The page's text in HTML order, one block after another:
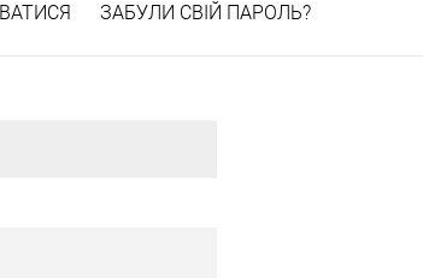
ЗАБУЛИ СВІЙ ПАРОЛЬ?